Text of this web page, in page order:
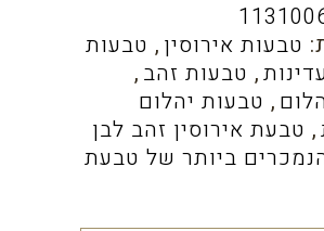
טבעות אירוסין , טבעות
, טבעות זהב ,
, טבעות יהלום
, טבעת אירוסין זהב לבן
ביותר של טבעת